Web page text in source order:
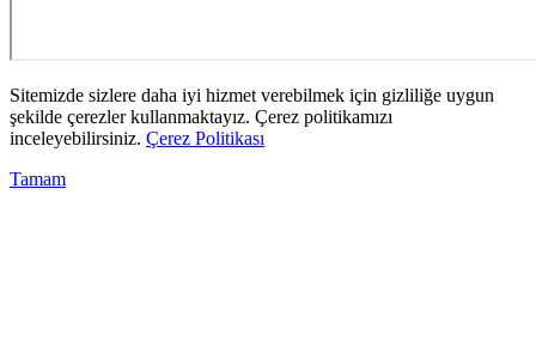
Sitemizde sizlere daha iyi hizmet verebilmek için gizliliğe uygun
şekilde çerezler kullanmaktayız. Çerez politikamızı
inceleyebilirsiniz. Çerez Politikası
Tamam